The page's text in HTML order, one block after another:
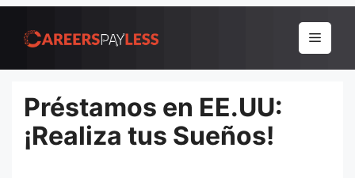
para
conteúdo
Menu
Préstamos en EE.UU:
¡Realiza tus Sueños!